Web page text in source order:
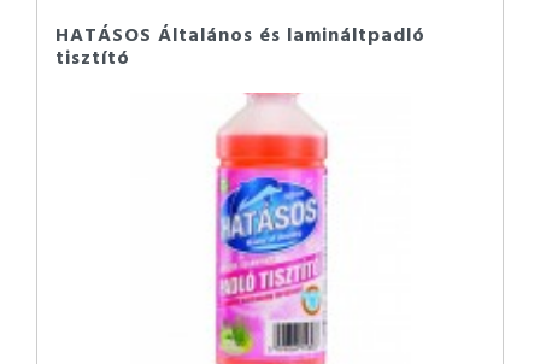
HATÁSOS Általános és lamináltpadló
tisztító